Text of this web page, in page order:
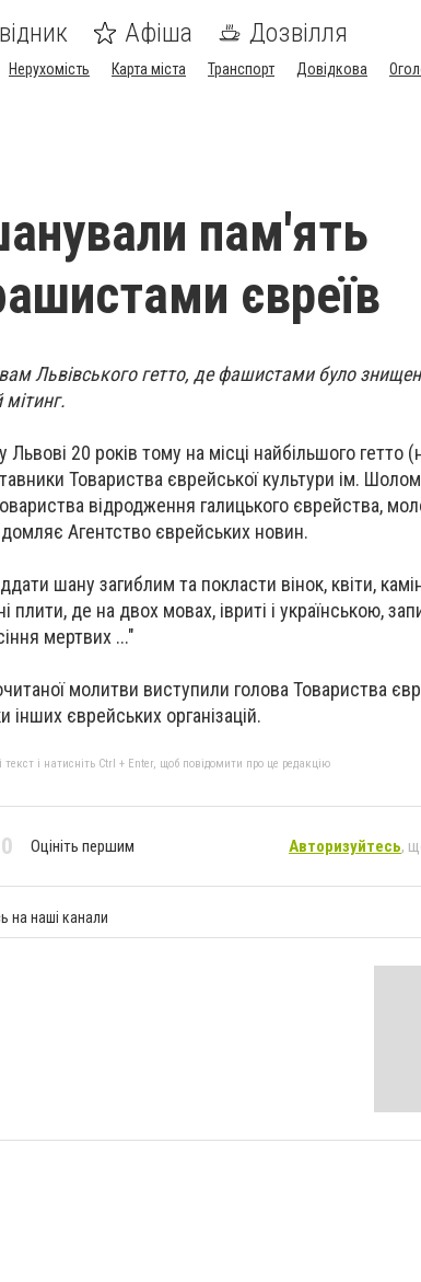
Афіша Дозвілля
Нерухомість Карта міста Транспорт Довідкова
пам'ять
євреїв
Львівського гетто, де фашистами було
20 років тому на місці найбільшого гетто
Товариства єврейської культури ім.
відродження галицького єврейства,
Агентство єврейських новин.
шану загиблим та покласти вінок, квіти,
плити, де на двох мовах, івриті і українською,
мертвих ..."
молитви виступили голова Товариства
єврейських організацій.
і натисніть Ctrl + Enter, щоб повідомити про це редакцію
Оцініть першим Авторизуйтесь,
на наші канали